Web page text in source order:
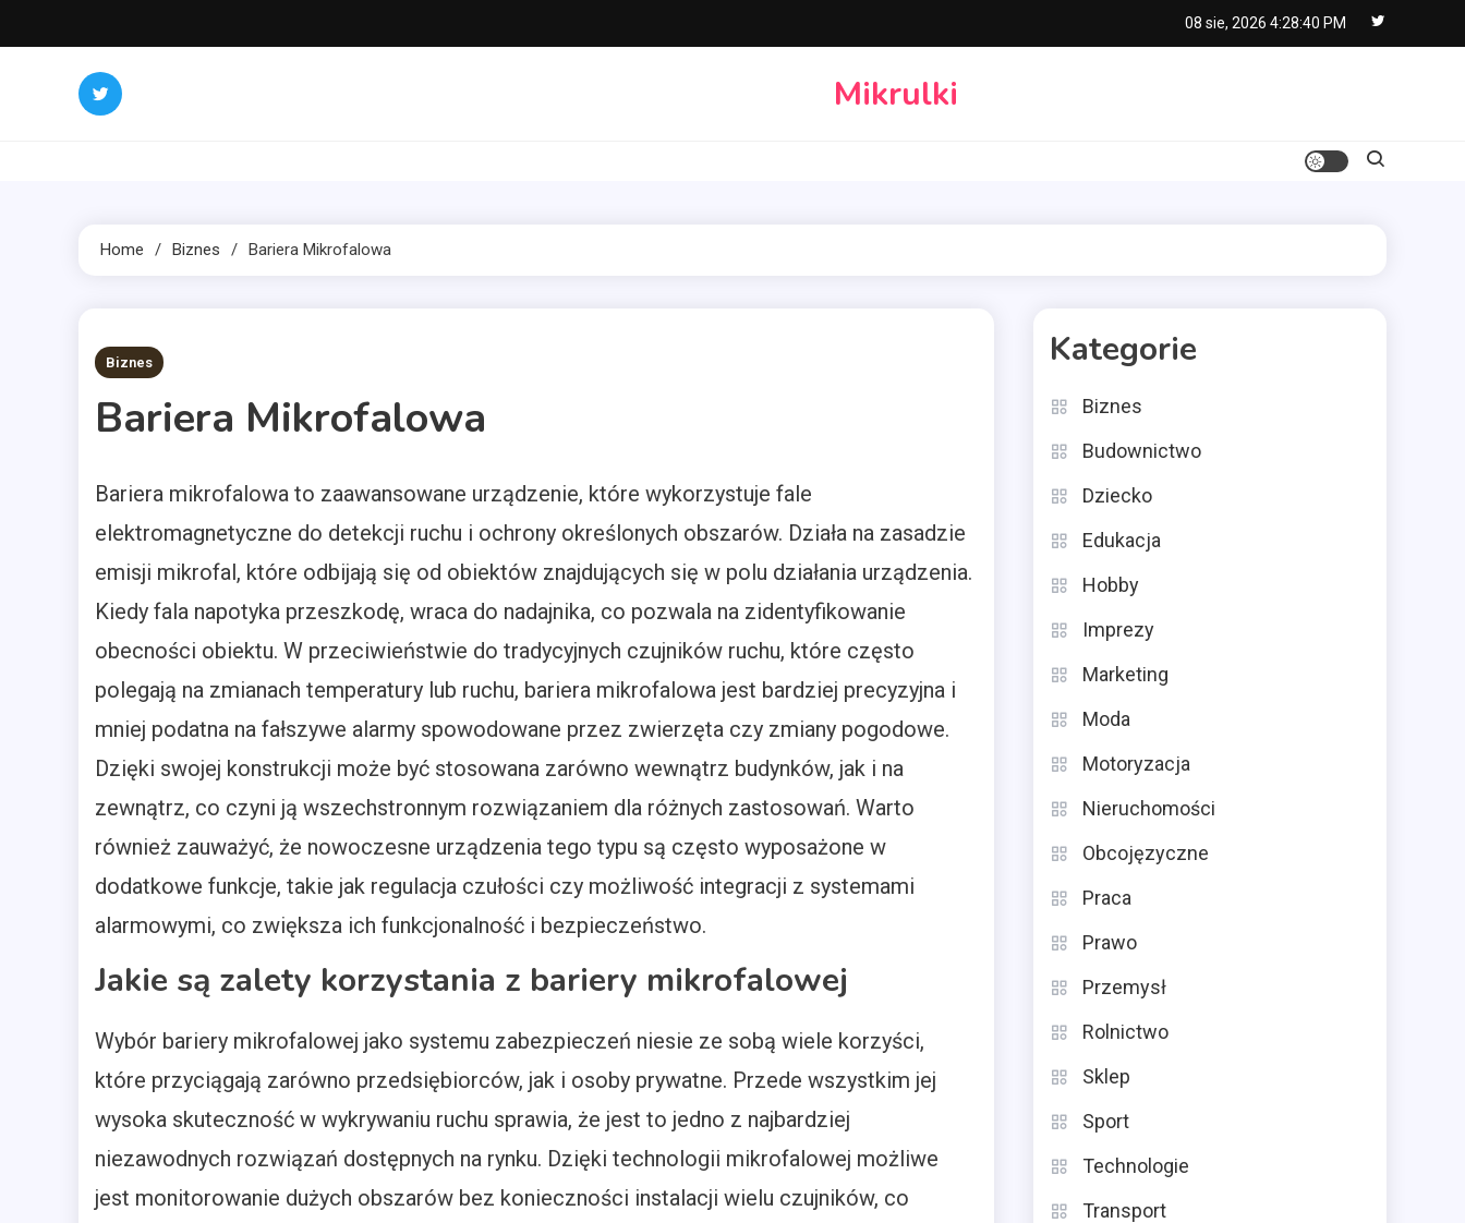
to
08 sie, 2026 4:28:41 PM
Mikrulki
Home Biznes Bariera Mikrofalowa
11 MINS READ
Biznes
Bariera Mikrofalowa
Bariera mikrofalowa to zaawansowane urządzenie, które wykorzystuje fale
elektromagnetyczne do detekcji ruchu i ochrony określonych obszarów. Działa na zasadzie
emisji mikrofal, które odbijają się od obiektów znajdujących się w polu działania urządzenia.
Kiedy fala napotyka przeszkodę, wraca do nadajnika, co pozwala na zidentyfikowanie
obecności obiektu. W przeciwieństwie do tradycyjnych czujników ruchu, które często
polegają na zmianach temperatury lub ruchu, bariera mikrofalowa jest bardziej precyzyjna i
mniej podatna na fałszywe alarmy spowodowane przez zwierzęta czy zmiany pogodowe.
Dzięki swojej konstrukcji może być stosowana zarówno wewnątrz budynków, jak i na
zewnątrz, co czyni ją wszechstronnym rozwiązaniem dla różnych zastosowań. Warto
również zauważyć, że nowoczesne urządzenia tego typu są często wyposażone w
dodatkowe funkcje, takie jak regulacja czułości czy możliwość integracji z systemami
alarmowymi, co zwiększa ich funkcjonalność i bezpieczeństwo.
Jakie są zalety korzystania z bariery mikrofalowej
Wybór bariery mikrofalowej jako systemu zabezpieczeń niesie ze sobą wiele korzyści,
które przyciągają zarówno przedsiębiorców, jak i osoby prywatne. Przede wszystkim jej
wysoka skuteczność w wykrywaniu ruchu sprawia, że jest to jedno z najbardziej
niezawodnych rozwiązań dostępnych na rynku. Dzięki technologii mikrofalowej możliwe
jest monitorowanie dużych obszarów bez konieczności instalacji wielu czujników, co
Kategorie
Biznes
Budownictwo
Dziecko
Edukacja
Hobby
Imprezy
Marketing
Moda
Motoryzacja
Nieruchomości
Obcojęzyczne
Praca
Prawo
Przemysł
Rolnictwo
Sklep
Sport
Technologie
Transport